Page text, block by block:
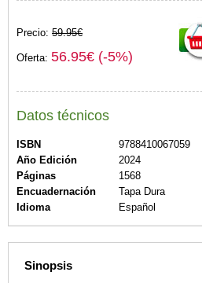
Precio: 59.95€
Oferta: 56.95€ (-5%)
Datos técnicos
ISBN
9788410067059
Año Edición
2024
Páginas
1568
Encuadernación
Tapa Dura
Idioma
Español
Sinopsis